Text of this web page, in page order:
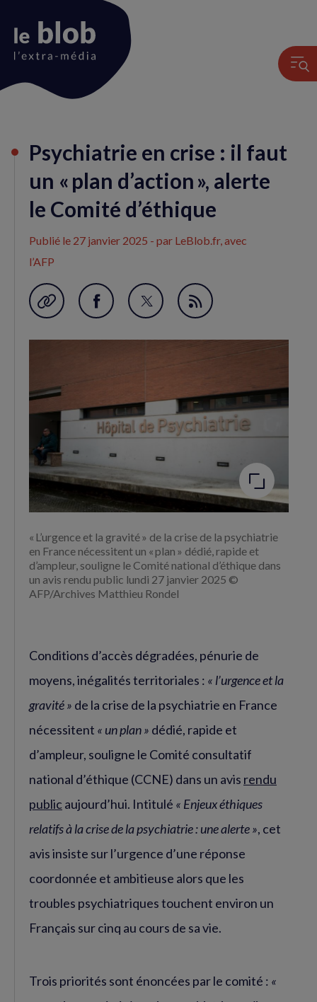
du
Psychiatrie en crise : il faut
un « plan d’action », alerte
le Comité d’éthique
Publié le 27 janvier 2025 - par LeBlob.fr, avec
l’AFP
Garder en favori
Partager
Partager
fenêtre)
Flux
Agrandir
l'image
« L’urgence et la gravité » de la crise de la psychiatrie
en France nécessitent un « plan » dédié, rapide et
d’ampleur, souligne le Comité national d’éthique dans
un avis rendu public lundi 27 janvier 2025 ©
AFP/Archives Matthieu Rondel
Conditions d’accès dégradées, pénurie de
moyens, inégalités territoriales : « l’urgence et la
gravité » de la crise de la psychiatrie en France
nécessitent « un plan » dédié, rapide et
d’ampleur, souligne le Comité consultatif
national d’éthique (CCNE) dans un avis rendu
public aujourd’hui. Intitulé « Enjeux éthiques
relatifs à la crise de la psychiatrie : une alerte », cet
avis insiste sur l’urgence d’une réponse
coordonnée et ambitieuse alors que les
troubles psychiatriques touchent environ un
Français sur cinq au cours de sa vie.
Trois priorités sont énoncées par le comité : «